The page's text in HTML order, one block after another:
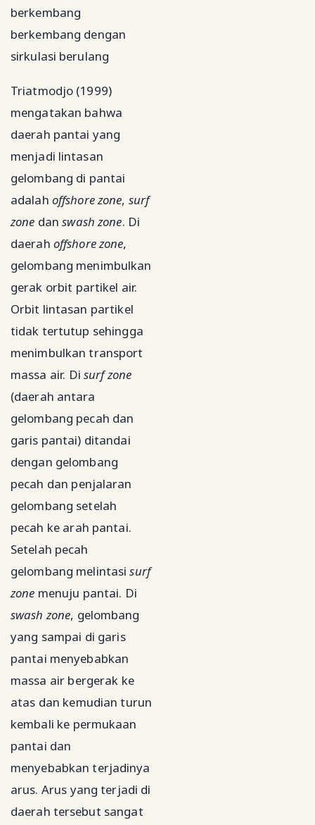
berkembang
berkembang dengan
sirkulasi berulang
Triatmodjo (1999)
mengatakan bahwa
daerah pantai yang
menjadi lintasan
gelombang di pantai
adalah offshore zone, surf
zone danswash zone. Di
daerah offshore zone,
gelombang menimbulkan
gerak orbit partikel air.
Orbit lintasan partikel
tidak tertutup sehingga
menimbulkan transport
massa air. Di surf zone
(daerah antara
gelombang pecah dan
garis pantai) ditandai
dengan gelombang
pecah dan penjalaran
gelombang setelah
pecah ke arah pantai.
Setelah pecah
gelombang melintasisurf
zone menuju pantai. Di
swash zone, gelombang
yang sampai di garis
pantai menyebabkan
massa air bergerak ke
atas dan kemudian turun
kembali ke permukaan
pantai dan
menyebabkan terjadinya
arus. Arus yang terjadi di
daerah tersebut sangat